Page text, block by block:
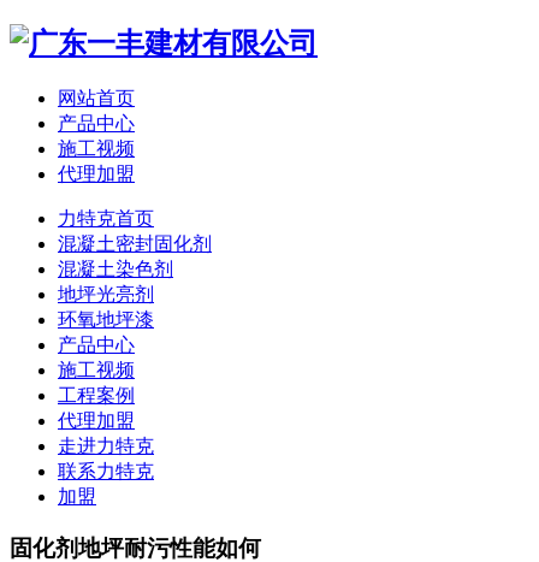
网站首页
产品中心
施工视频
代理加盟
力特克首页
混凝土密封固化剂
混凝土染色剂
地坪光亮剂
环氧地坪漆
产品中心
施工视频
工程案例
代理加盟
走进力特克
联系力特克
加盟
固化剂地坪耐污性能如何